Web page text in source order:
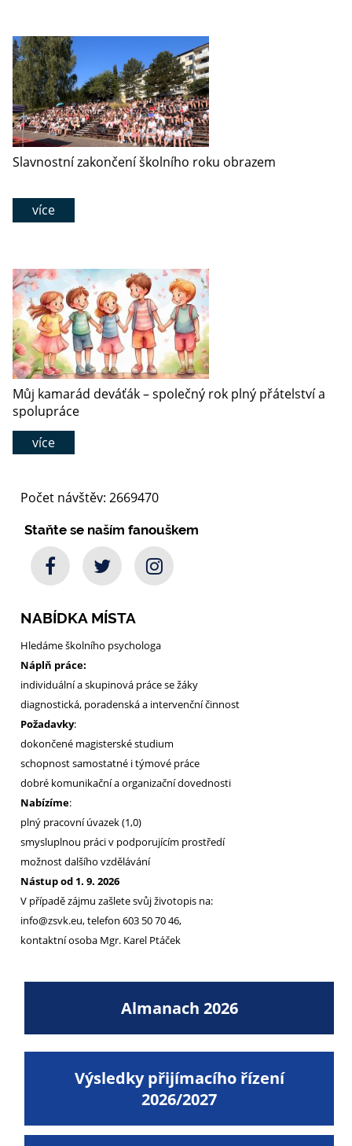
Slavnostní zakončení školního roku obrazem
více
Můj kamarád deváťák – společný rok plný přátelství a
spolupráce
více
Počet návštěv: 2669470
Staňte se naším fanouškem
NABÍDKA MÍSTA
Hledáme školního psychologa
Náplň práce:
individuální a skupinová práce se žáky
diagnostická, poradenská a intervenční činnost
Požadavky:
dokončené magisterské studium
schopnost samostatné i týmové práce
dobré komunikační a organizační dovednosti
Nabízíme:
plný pracovní úvazek (1,0)
smysluplnou práci v podporujícím prostředí
možnost dalšího vzdělávání
Nástup od 1. 9. 2026
V případě zájmu zašlete svůj životopis na:
info@zsvk.eu, telefon 603 50 70 46,
kontaktní osoba Mgr. Karel Ptáček
Almanach 2026
Výsledky přijímacího řízení
2026/2027